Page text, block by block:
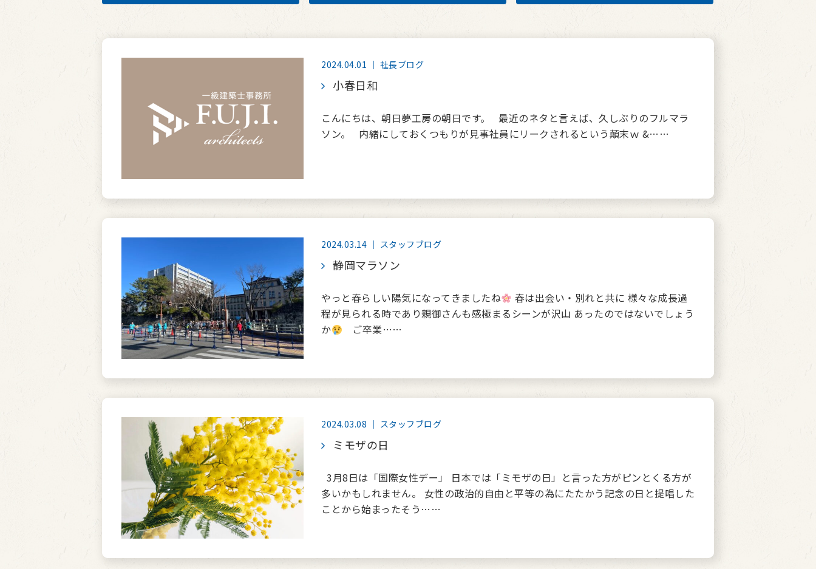
2024.04.01 ｜ 社長ブログ
小春日和
こんにちは、朝日夢工房の朝日です。 最近のネタと言えば、久しぶりのフルマラ
ソン。 内緒にしておくつもりが見事社員にリークされるという顛末ｗ &……
2024.03.14 ｜ スタッフブログ
静岡マラソン
やっと春らしい陽気になってきましたね
春は出会い・別れと共に 様々な成長過
程が見られる時であり親御さんも感極まるシーンが沢山 あったのではないでしょう
か
ご卒業……
2024.03.08 ｜ スタッフブログ
ミモザの日
3月8日は「国際女性デー」 日本では「ミモザの日」と言った方がピンとくる方が
多いかもしれません。 女性の政治的自由と平等の為にたたかう記念の日と提唱した
ことから始まったそう……